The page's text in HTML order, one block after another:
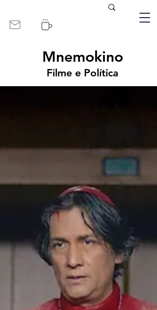
Mnemokino
Filme e Política